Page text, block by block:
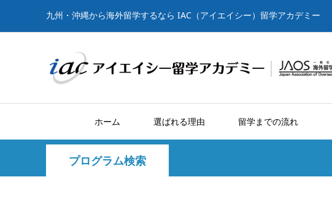
九州・沖縄から海外留学するなら IAC（アイエイシー）留学アカデミー
ホーム 選ばれる理由 留学までの流れ
プログラム検索